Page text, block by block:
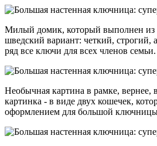
Милый домик, который выполнен из
шведский вариант: четкий, строгий,
ряд все ключи для всех членов семьи.
Необычная картина в рамке, вернее,
картинка - в виде двух кошечек,
оформлением для большой